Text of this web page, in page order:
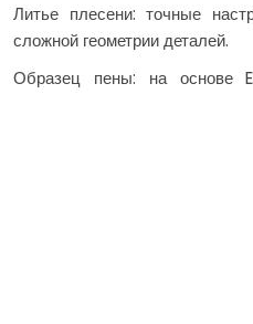
Литье плесени: точные
сложной геометрии деталей.
Образец пены: на основе